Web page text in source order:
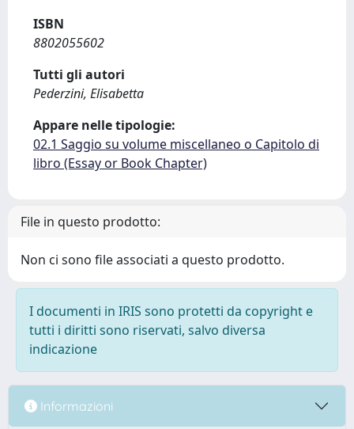
ISBN
8802055602
Tutti gli autori
Pederzini, Elisabetta
Appare nelle tipologie:
02.1 Saggio su volume miscellaneo o Capitolo di
libro (Essay or Book Chapter)
File in questo prodotto:
Non ci sono file associati a questo prodotto.
I documenti in IRIS sono protetti da copyright e
tutti i diritti sono riservati, salvo diversa
indicazione
Informazioni